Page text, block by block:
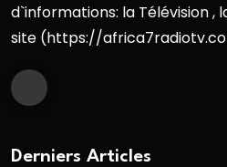
d`informations: la Télévision ,
site (https://
Derniers Articles